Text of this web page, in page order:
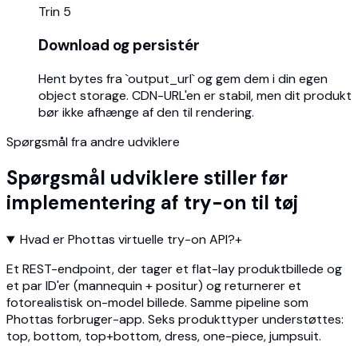
Trin 5
Download og persistér
Hent bytes fra `output_url` og gem dem i din egen
object storage. CDN-URL'en er stabil, men dit produkt
bør ikke afhænge af den til rendering.
Spørgsmål fra andre udviklere
Spørgsmål udviklere stiller før
implementering af try-on til tøj
Hvad er Phottas virtuelle try-on API?+
Et REST-endpoint, der tager et flat-lay produktbillede og
et par ID'er (mannequin + positur) og returnerer et
fotorealistisk on-model billede. Samme pipeline som
Phottas forbruger-app. Seks produkttyper understøttes:
top, bottom, top+bottom, dress, one-piece, jumpsuit.